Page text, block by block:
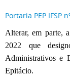
Portaria PEP IFSP
Alterar, em parte,
2022 que
Administrativos e
Epitácio.